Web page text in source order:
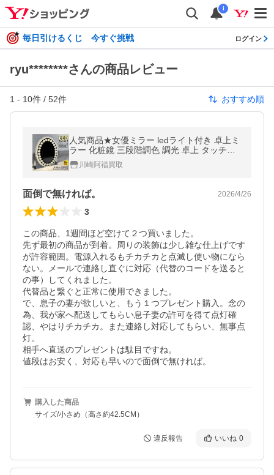
i
毎日引けるくじ 今すぐ挑戦 ログイン
ryu********さんの商品レビュー
1 - 10件 / 52件 おすすめ順
人気商品★女優ミラー ledライト付き 卓上ミ
ラー 化粧鏡 三段階調色 調光 卓上 タッチス
イッチ 記憶機能 高輝度 省エネ ドレッサー用
化粧台 楕円形 自撮り 照明
川崎阿福買取
面倒で無ければ。 2026/4/26
3
この商品、1週間ほど空けて２つ買いました。
先ず最初の商品が到着。周りの装飾は少し雑な仕上げです
が許容範囲。電源入れるもチカチカと点滅し使い物になら
ない。メールで連絡し直ぐに対応（代替のコードを送ると
の事）してくれました。
代替品と繋ぐと正常に使用できました。
で、息子の妻が欲しいと、もう１つプレゼント購入。念の
為、我が家へ配送してもらい息子妻の許可を得て点灯確
認、やはりチカチカ。また連絡し対応してもらい、無事点
灯。
相手へ直送のプレゼントは駄目ですね。
購入した商品
サイズ/小さめ（高さ約42.5CM）
違反報告 いいね 0